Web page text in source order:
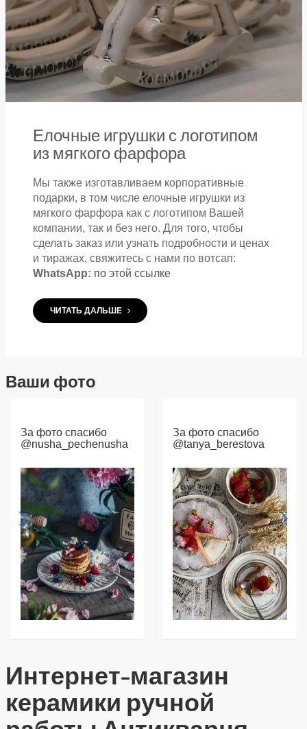
Елочные игрушки с логотипом
из мягкого фарфора
Мы также изготавливаем корпоративные
подарки, в том числе елочные игрушки из
мягкого фарфора как с логотипом Вашей
компании, так и без него. Для того, чтобы
сделать заказ или узнать подробности и ценах
и тиражах, свяжитесь с нами по вотсап:
WhatsApp: по этой ссылке
ЧИТАТЬ ДАЛЬШЕ
Ваши фото
За фото спасибо
@nusha_pechenusha
За фото спасибо
@tanya_berestova
Интернет-магазин
керамики ручной